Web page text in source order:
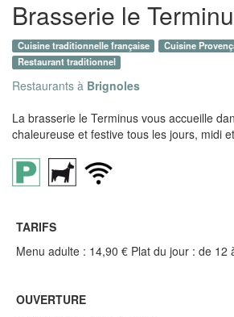
Brasserie le
Cuisine traditionnelle française
Cuisine
Restaurant traditionnel
Restaurants à Brignoles
La brasserie le Terminus vous accueille
chaleureuse et festive tous les jours, midi
TARIFS
Menu adulte : 14,90 € Plat du jour : de 12
OUVERTURE